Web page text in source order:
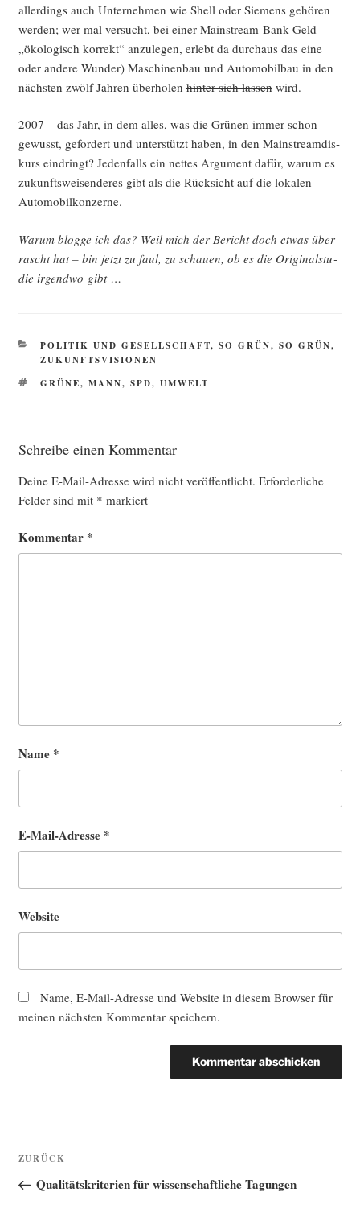
aller­dings auch Unter­neh­men wie Shell oder Sie­mens gehö­ren
wer­den; wer mal ver­sucht, bei einer Main­stream-Bank Geld
„öko­lo­gisch kor­rekt“ anzu­le­gen, erlebt da durch­aus das eine
oder ande­re Wun­der) Maschi­nen­bau und Auto­mo­bil­bau in den
nächs­ten zwölf Jah­ren über­ho­lenhin­ter sich las­senwird.
2007 – das Jahr, in dem alles, was die Grü­nen immer schon
gewusst, gefor­dert und unter­stützt haben, in den Main­stream­dis­
kurs ein­dringt? Jeden­falls ein net­tes Argu­ment dafür, war­um es
zukunfts­wei­sen­de­res gibt als die Rück­sicht auf die loka­len
Automobilkonzerne.
War­um blog­ge ich das? Weil mich der Bericht doch etwas über­
rascht hat – bin jetzt zu faul, zu schau­en, ob es die Ori­gi­nal­stu­
die irgend­wo gibt …
KATEGORIEN
POLITIK UND GESELLSCHAFT, SO GRÜN, SO GRÜN,
ZUKUNFTSVISIONEN
SCHLAGWÖRTER
GRÜNE, MANN, SPD, UMWELT
Schreibe einen Kommentar
Deine E-Mail-Adresse wird nicht veröffentlicht. Erforderliche
Felder sind mit * markiert
Kommentar *
Name *
E-Mail-Adresse *
Website
Name, E-Mail-Adresse und Website in diesem Browser für
meinen nächsten Kommentar speichern.
Beitragsnavigation
Vorheriger
Beitrag
ZURÜCK
Qualitätskriterien für wissenschaftliche Tagungen